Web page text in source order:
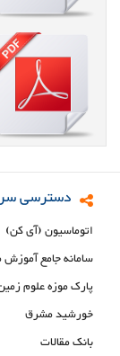
دسترسی
اتوماسیون (آی کن)
سامانه جامع آموزش
پارک موزه علوم
خورشید مشرق
بانک مقالات